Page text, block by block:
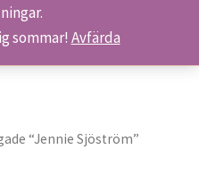
sommar! Avfärda
“Jennie Sjöström”